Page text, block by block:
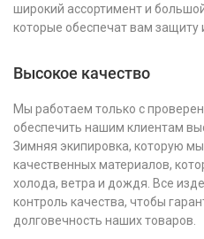
широкий ассортимент и
которые обеспечат вам защиту
Высокое качество
Мы работаем только с
обеспечить нашим клиентам
Зимняя экипировка, которую
качественных материалов,
холода, ветра и дождя. Все
контроль качества, чтобы
долговечность наших товаров.